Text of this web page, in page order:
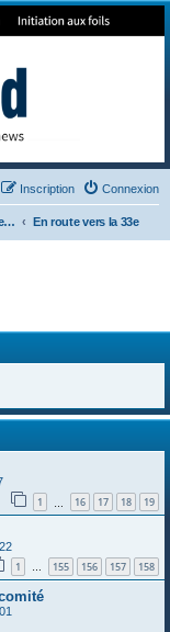
Connexion
Inscription
Les archives de la 33e America's Cup En route vers la 33e
1 16 17 18 19
1 … 155 156 157 158